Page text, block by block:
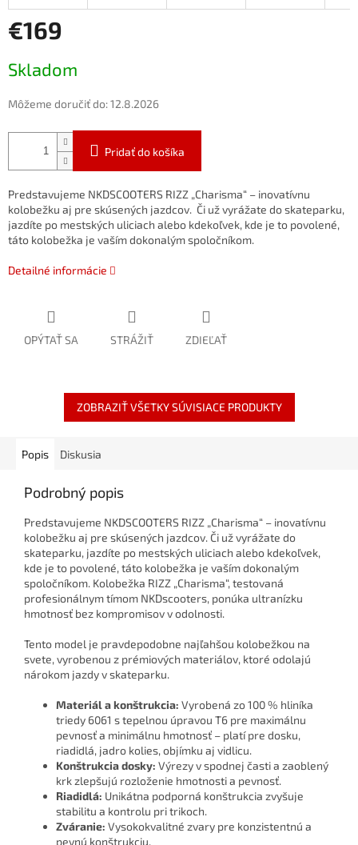
€169
cena:
Skladom
Môžeme doručiť do:12.8.2026
Pridať do košíka
Predstavujeme NKDSCOOTERS RIZZ „Charisma“ – inovatívnu
kolobežku aj pre skúsených jazdcov. Či užvyrážate doskateparku,
jazdíte po mestských uliciach alebo kdekoľvek, kde je to povolené,
táto kolobežka je vašímdokonalýmspoločníkom.
Detailné informácie
OPÝTAŤ SA STRÁŽIŤ ZDIEĽAŤ
ZOBRAZIŤ VŠETKY SÚVISIACE PRODUKTY
Popis Diskusia
Podrobný popis
Predstavujeme NKDSCOOTERS RIZZ „Charisma“ – inovatívnu
kolobežku aj pre skúsených jazdcov. Či už vyrážate do
skateparku, jazdíte po mestských uliciach alebo kdekoľvek,
kde je to povolené, táto kolobežka je vaším dokonalým
spoločníkom. Kolobežka RIZZ „Charisma“, testovaná
profesionálnym tímom NKDscooters, ponúka ultranízku
hmotnosť bez kompromisov v odolnosti.
Tento model je pravdepodobne najľahšou kolobežkou na
svete, vyrobenou z prémiových materiálov, ktoré odolajú
nárokom jazdy v skateparku.
Materiál a konštrukcia: Vyrobená zo 100 % hliníka
triedy 6061 s tepelnou úpravou T6 pre maximálnu
pevnosť a minimálnu hmotnosť – platí pre dosku,
riadidlá, jadro kolies, objímku aj vidlicu.
Konštrukcia dosky: Výrezy v spodnej časti a zaoblený
krk zlepšujú rozloženie hmotnosti a pevnosť.
Riadidlá: Unikátna podporná konštrukcia zvyšuje
stabilitu a kontrolu pri trikoch.
Zváranie: Vysokokvalitné zvary pre konzistentnú a
pevnú konštrukciu.